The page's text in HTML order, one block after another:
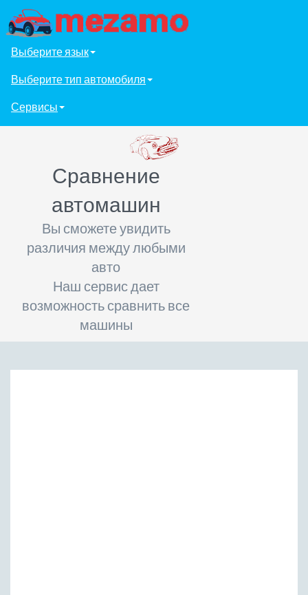
Выберите язык
Выберите тип автомобиля
Сервисы
Сравнение
автомашин
Вы сможете увидить
различия между любыми
авто
Наш сервис дает
возможность сравнить все
машины